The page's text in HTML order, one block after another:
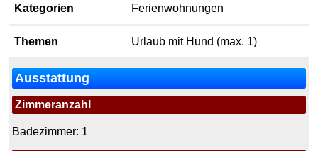
Kategorien Ferienwohnungen
Themen Urlaub mit Hund (max. 1)
Ausstattung
Zimmeranzahl
Badezimmer: 1